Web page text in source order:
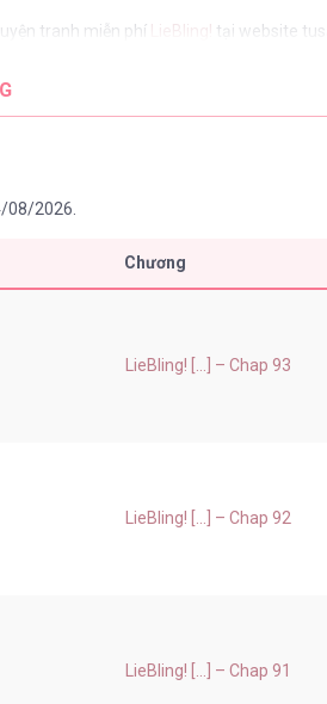
tranh miễn phí LieBling! tại website
08/2026.
Chương
LieBling! [...] – Chap 93
LieBling! [...] – Chap 92
LieBling! [...] – Chap 91